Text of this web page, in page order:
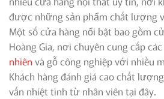
được những sản phẩm chất lượng
Một số cửa hàng nổi bật bao gồm
Hoàng Gia, nơi chuyên cung cấp
nhiên và gỗ công nghiệp với nhiều
Khách hàng đánh giá cao chất
vấn nhiệt tình từ nhân viên tại đây.